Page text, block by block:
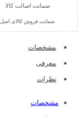
ضمانت اصالت کالا
ضمانت فروش کالای اصل
مشخصات
معرفی
نظرات
مشخصات